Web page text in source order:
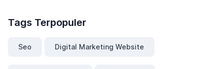
Tags Terpopuler
Seo Digital Marketing Website